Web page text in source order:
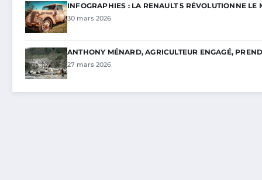
INFOGRAPHIES : LA RENAULT 5 RÉVOLUTIONNE LE
30 mars 2026
ANTHONY MÉNARD, AGRICULTEUR ENGAGÉ,
27 mars 2026